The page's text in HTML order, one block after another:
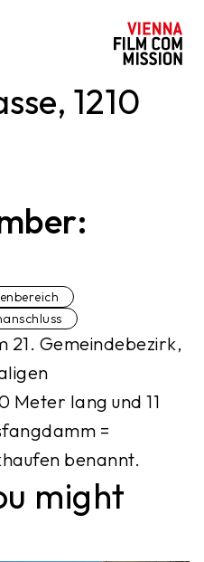
1210
21. Gemeindebezirk,
Meter lang und 11
=
benannt.
might